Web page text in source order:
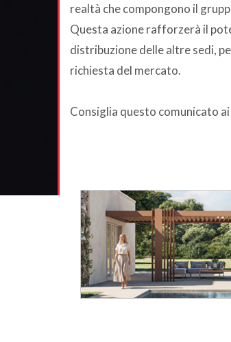
realtà che compongono il
Questa azione rafforzerà il
distribuzione delle altre sedi,
richiesta del mercato.
Consiglia questo comunicato